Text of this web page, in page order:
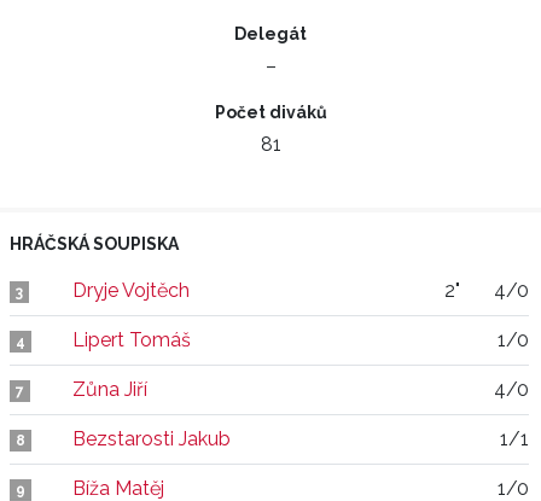
Delegát
–
Počet diváků
81
HRÁČSKÁ SOUPISKA
3 Dryje Vojtěch 2" 4/0
4 Lipert Tomáš 1/0
7 Zůna Jiří 4/0
8 Bezstarosti Jakub 1/1
9 Bíža Matěj 1/0